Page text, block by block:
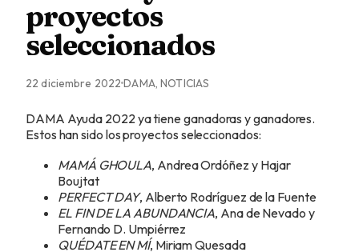
proyectos
seleccionados
22 diciembre 2022DAMA, NOTICIAS
DAMA Ayuda 2022 ya tiene ganadoras y ganadores.
Estos han sido los proyectos seleccionados:
MAMÁ GHOULA, Andrea Ordóñez y Hajar
Boujtat
PERFECT DAY, Alberto Rodríguez de la Fuente
EL FIN DE LA ABUNDANCIA, Ana de Nevado y
Fernando D. Umpiérrez
QUÉDATE EN MÍ, Miriam Quesada